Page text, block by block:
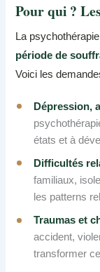
Pour qui ?
La
période de
Voici les
Dépression,
états et à
Difficultés
familiaux,
les patterns
Traumas et
accident,
transformer